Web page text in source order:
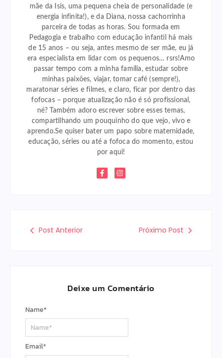
mãe da Isis, uma pequena cheia de personalidade (e
energia infinita!), e da Diana, nossa cachorrinha
parceira de todas as horas. Sou formada em
Pedagogia e trabalho com educação infantil há mais
de 15 anos – ou seja, antes mesmo de ser mãe, eu já
era especialista em lidar com os pequenos… rsrs!Amo
passar tempo com a minha família, estudar sobre
minhas paixões, viajar, tomar café (sempre!),
maratonar séries e filmes, e claro, ficar por dentro das
fofocas – porque atualização não é só profissional,
né? Também adoro escrever sobre esses temas,
compartilhando um pouquinho do que vejo, vivo e
aprendo.Se quiser bater um papo sobre maternidade,
educação, séries ou até a fofoca do momento, estou
por aqui!
Post Anterior Próximo Post
Deixe um Comentário
Name*
Email*